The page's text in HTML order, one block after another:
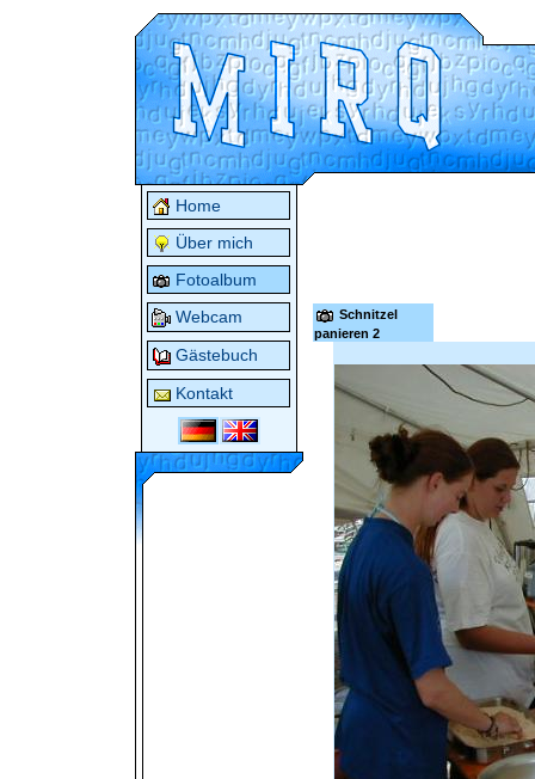
Home
Über mich
Fotoalbum
Webcam
Gästebuch
Kontakt
Schnitzel
panieren 2